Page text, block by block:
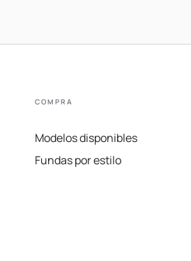
COMPRA
Modelos disponibles
Fundas por estilo